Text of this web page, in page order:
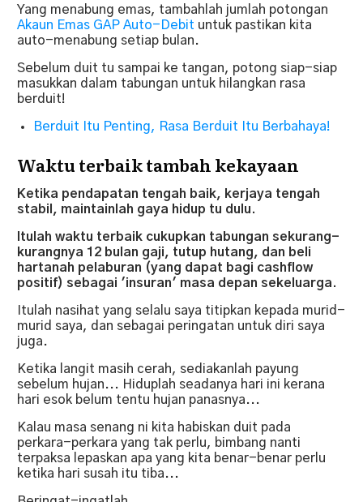
Yang menabung emas, tambahlah jumlah potongan
Akaun Emas GAP Auto-Debit untuk pastikan kita
auto-menabung setiap bulan.
Sebelum duit tu sampai ke tangan, potong siap-siap
masukkan dalam tabungan untuk hilangkan rasa
berduit!
Berduit Itu Penting, Rasa Berduit Itu Berbahaya!
Waktu terbaik tambah kekayaan
Ketika pendapatan tengah baik, kerjaya tengah
stabil, maintainlah gaya hidup tu dulu.
Itulah waktu terbaik cukupkan tabungan sekurang-
kurangnya 12 bulan gaji, tutup hutang, dan beli
hartanah pelaburan (yang dapat bagi cashflow
positif) sebagai 'insuran' masa depan sekeluarga.
Itulah nasihat yang selalu saya titipkan kepada murid-
murid saya, dan sebagai peringatan untuk diri saya
juga.
Ketika langit masih cerah, sediakanlah payung
sebelum hujan... Hiduplah seadanya hari ini kerana
hari esok belum tentu hujan panasnya...
Kalau masa senang ni kita habiskan duit pada
perkara-perkara yang tak perlu, bimbang nanti
terpaksa lepaskan apa yang kita benar-benar perlu
ketika hari susah itu tiba...